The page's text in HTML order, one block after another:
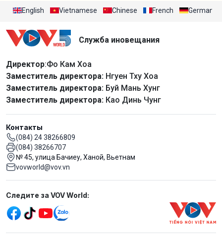
English Vietnamese Chinese French German
Служба иновещания
Директор:Фо Кам Хоа
Заместитель директора: Нгуен Тху Хоа
Заместитель директора: Буй Мань Хунг
Заместитель директора: Као Динь Чунг
Контакты
(084) 24 38266809
(084) 38266707
№ 45, улица Бачиеу, Ханой, Вьетнам
vovworld@vov.vn
Mạng xã hội
Следите за VOV World: